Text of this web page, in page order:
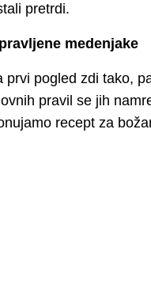
pretrdi.
medenjake
prvi pogled zdi tako,
pravil se jih
recept za